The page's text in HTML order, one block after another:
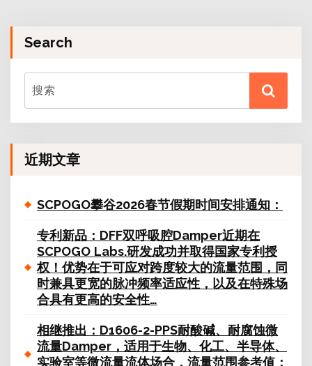
Search
近期文章
SCPOGO攀谷2026春节假期时间安排通知：
专利新品：DFF双呼吸腔Damper近期在
SCPOGO Labs.研发成功并取得国家专利授
权！优势在于可应对跨度较大的流量范围，同
时兼具更宽的脉冲频率适应性，以及在特殊场
合具有更高的安全性…
相继推出：D1606-2-PPS耐酸碱、耐腐蚀微
流量Damper，适用于生物、化工、半导体、
实验室等微流量流体场合，流量范围参考值：